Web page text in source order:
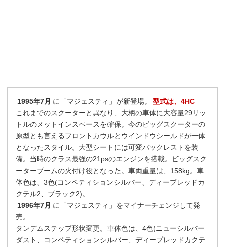
1995年7月 に「マジェスティ」が新登場。
型式は、4HC
これまでのスクーターと異なり、大柄の車体に大容量29リッ
トルのメットインスペースを確保。今のビッグスクーターの
原型とも言えるフロントカウルとウインドウシールドが一体
となったスタイル。大型シートには可変バックレストを装
備。当時のクラス最強の21psのエンジンを搭載。ビッグスク
ーターブームの火付け役となった。車両重量は、158kg。車
体色は、3色(コンペティションシルバー、ディープレッドカ
クテル2、ブラック2)。
1996年7月 に「マジェスティ」をマイナーチェンジして発
売。
タンデムステップ形状変更。車体色は、4色(ニューシルバー
ダスト、コンペティションシルバー、ディープレッドカクテ